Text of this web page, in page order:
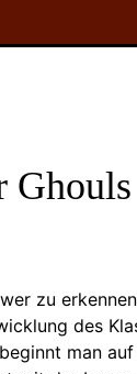
zu
des
man